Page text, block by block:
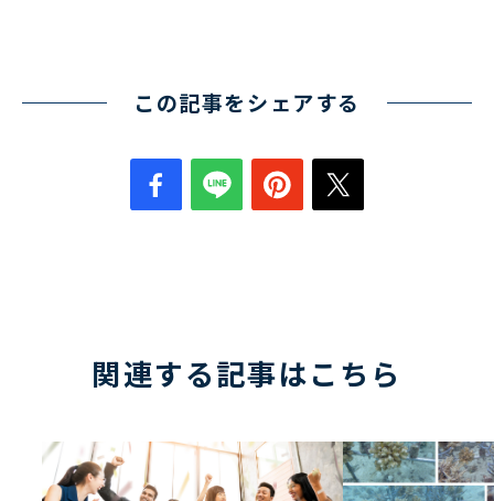
この記事をシェアする
関連する記事はこちら